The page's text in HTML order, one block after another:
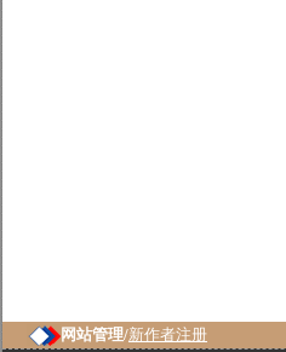
网站管理/新作者注册